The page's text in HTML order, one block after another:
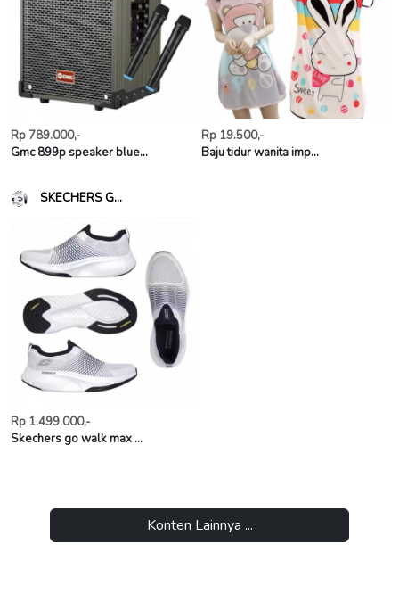
Rp 789.000,-
Gmc 899p speaker blue...
Rp 19.500,-
Baju tidur wanita imp...
SKECHERS G...
Rp 1.499.000,-
Skechers go walk max ...
Konten Lainnya ...